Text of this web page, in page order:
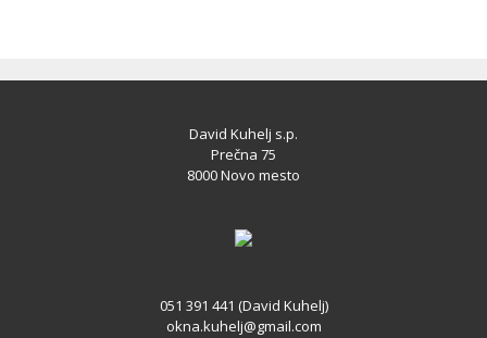
David Kuhelj s.p.
Prečna 75
8000 Novo mesto
051 391 441 (David Kuhelj)
okna.kuhelj@gmail.com